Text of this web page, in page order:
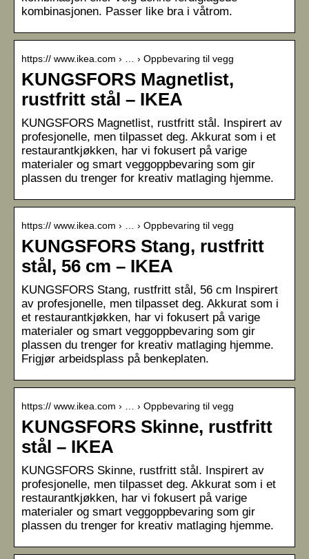
kombinasjonen. Passer like bra i våtrom.
https:// www.ikea.com › … › Oppbevaring til vegg
KUNGSFORS Magnetlist,
rustfritt stål – IKEA
KUNGSFORS Magnetlist, rustfritt stål. Inspirert av
profesjonelle, men tilpasset deg. Akkurat som i et
restaurantkjøkken, har vi fokusert på varige
materialer og smart veggoppbevaring som gir
plassen du trenger for kreativ matlaging hjemme.
https:// www.ikea.com › … › Oppbevaring til vegg
KUNGSFORS Stang, rustfritt
stål, 56 cm – IKEA
KUNGSFORS Stang, rustfritt stål, 56 cm Inspirert
av profesjonelle, men tilpasset deg. Akkurat som i
et restaurantkjøkken, har vi fokusert på varige
materialer og smart veggoppbevaring som gir
plassen du trenger for kreativ matlaging hjemme.
Frigjør arbeidsplass på benkeplaten.
https:// www.ikea.com › … › Oppbevaring til vegg
KUNGSFORS Skinne, rustfritt
stål – IKEA
KUNGSFORS Skinne, rustfritt stål. Inspirert av
profesjonelle, men tilpasset deg. Akkurat som i et
restaurantkjøkken, har vi fokusert på varige
materialer og smart veggoppbevaring som gir
plassen du trenger for kreativ matlaging hjemme.